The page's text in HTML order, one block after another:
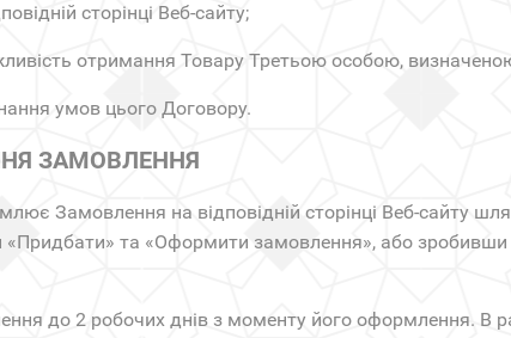
сторінці Веб-сайту;
отримання Товару Третьою особою,
умов цього Договору.
ЗАМОВЛЕННЯ
Замовлення на відповідній сторінці Веб-сайту
та «Оформити замовлення», або
до 2 робочих днів з моменту його оформлення. В